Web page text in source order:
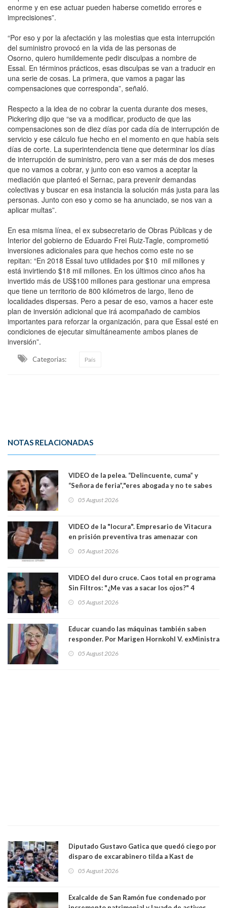
enorme y en ese actuar pueden haberse cometido errores e
imprecisiones”.
“Por eso y por la afectación y las molestias que esta interrupción
del suministro provocó en la vida de las personas de
Osorno, quiero humildemente pedir disculpas a nombre de
Essal. En términos prácticos, esas disculpas se van a traducir en
una serie de cosas. La primera, que vamos a pagar las
compensaciones que corresponda”, señaló.
Respecto a la idea de no cobrar la cuenta durante dos meses,
Pickering dijo que “se va a modificar, producto de que las
compensaciones son de diez días por cada día de interrupción de
servicio y ese cálculo fue hecho en el momento en que había seis
días de corte. La superintendencia tiene que determinar los días
de interrupción de suministro, pero van a ser más de dos meses
que no vamos a cobrar, y junto con eso vamos a aceptar la
mediación que planteó el Sernac, para prevenir demandas
colectivas y buscar en esa instancia la solución más justa para las
personas. Junto con eso y como se ha anunciado, se nos van a
aplicar multas”.
En esa misma línea, el ex subsecretario de Obras Públicas y de
Interior del gobierno de Eduardo Frei Ruiz-Tagle, comprometió
inversiones adicionales para que hechos como este no se
repitan: “En 2018 Essal tuvo utilidades por $10 mil millones y
está invirtiendo $18 mil millones. En los últimos cinco años ha
invertido más de US$100 millones para gestionar una empresa
que tiene un territorio de 800 kilómetros de largo, lleno de
localidades dispersas. Pero a pesar de eso, vamos a hacer este
plan de inversión adicional que irá acompañado de cambios
importantes para reforzar la organización, para que Essal esté en
condiciones de ejecutar simultáneamente ambos planes de
inversión”.
Categorias: País
NOTAS RELACIONADAS
VIDEO de la pelea. “Delincuente, cuma” y
“Señora de feria”,"eres abogada y no te sabes
senadoras Camila Flores y Fabiola Campillai en
05 August 2026
VIDEO de la "locura". Empresario de Vitacura
en prisión preventiva tras amenazar con
Los persiguió en potente camioneta
05 August 2026
VIDEO del duro cruce. Caos total en programa
Sin Filtros: "¿Me vas a sacar los ojos?" 4
excarabinero que dejó ciego a Gustavo Gatica:
05 August 2026
Educar cuando las máquinas también saben
responder. Por Marigen Hornkohl V. exMinistra
05 August 2026
Diputado Gustavo Gatica que quedó ciego por
disparo de excarabinero tilda a Kast de
absolución del exuniformado. Presidente DC
05 August 2026
Exalcalde de San Ramón fue condenado por